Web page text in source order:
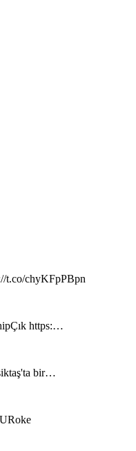
t.co/chyKFpPBpn
https:…
bir…